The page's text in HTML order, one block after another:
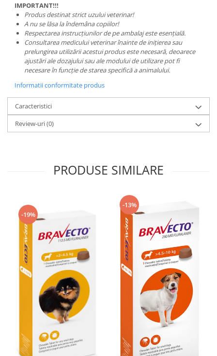
IMPORTANT!!!
Produs destinat strict uzului veterinar!
A nu se lăsa la îndemâna copiilor!
Respectarea instrucțiunilor de pe ambalaj este esențială.
Consultarea medicului veterinar înainte de inițierea sau
prelungirea utilizării acestui produs este necesară, deoarece
ajustări ale dozajului sau ale modului de utilizare pot fi
necesare în funcție de starea specifică a animalului.
Informatii conformitate produs
Caracteristici
Review-uri(0)
PRODUSE SIMILARE
-19%
-13%